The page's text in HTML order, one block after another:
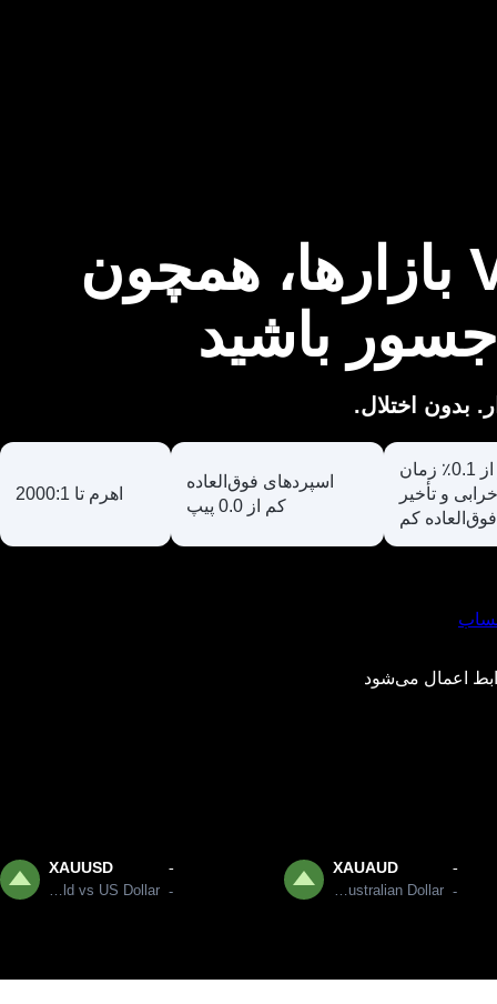
باشید
بدون اختلال.
اهرم تا 2000:1
اسپردهای فوق‌العاده
کم از 0.0 پیپ
کمتر از 0.1٪ زمان
خرابی و تأخیر
فوق‌العاده کم
اعمال می‌شود
XAUUSD
Gold vs US Dollar
-
-
XAUAUD
Gold vs Australian Dollar
-
-